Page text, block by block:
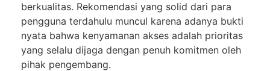
berkualitas. Rekomendasi yang solid dari para
pengguna terdahulu muncul karena adanya bukti
nyata bahwa kenyamanan akses adalah prioritas
yang selalu dijaga dengan penuh komitmen oleh
pihak pengembang.